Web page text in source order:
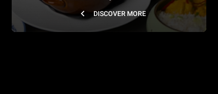
DISCOVER MORE